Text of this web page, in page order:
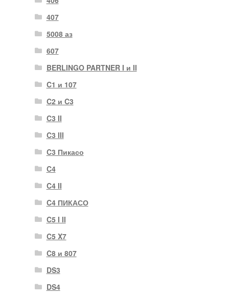
407
5008 аз
607
BERLINGO PARTNER I и II
C1 и 107
C2 и C3
C3 II
C3 III
C3 Пикасо
C4
C4 II
C4 ПИКАСО
C5 I II
C5 X7
C8 и 807
DS3
DS4